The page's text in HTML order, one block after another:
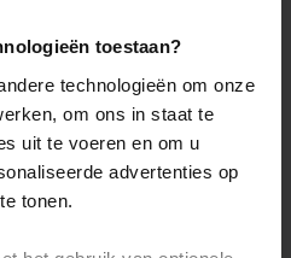
toestaan?
technologieën om onze
om ons in staat te
uit te voeren en om u
advertenties op
tonen.Score